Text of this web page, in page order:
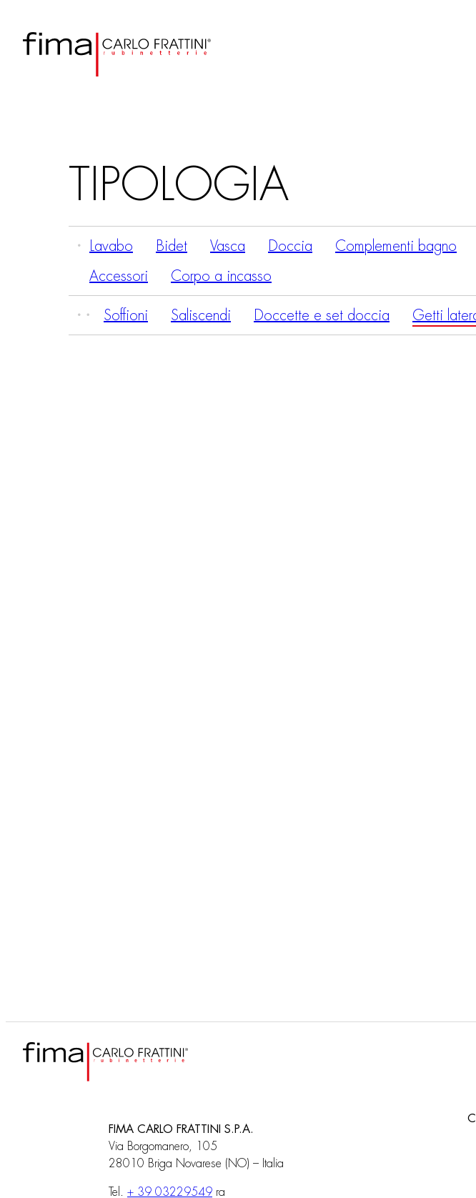
TIPOLOGIA
Lavabo Bidet Vasca Doccia Complementi bagno
Accessori Corpo a incasso
Soffioni Saliscendi Doccette e set doccia Getti
FIMA CARLO FRATTINI S.P.A.
Via Borgomanero, 105
28010 Briga Novarese (NO) – Italia
Tel. + 39 03229549 ra